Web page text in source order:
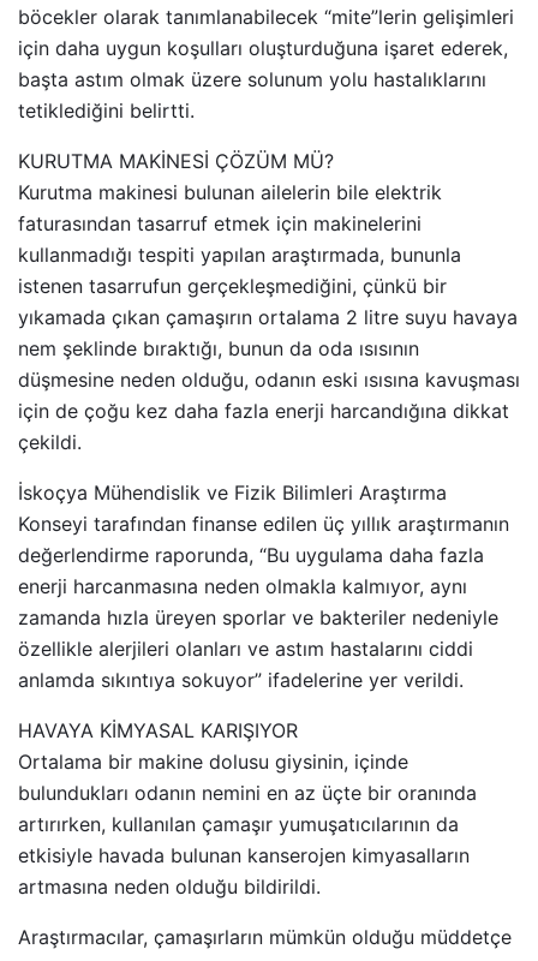
böcekler olarak tanımlanabilecek “mite”lerin gelişimleri
için daha uygun koşulları oluşturduğuna işaret ederek,
başta astım olmak üzere solunum yolu hastalıklarını
tetiklediğini belirtti.
KURUTMA MAKİNESİ ÇÖZÜM MÜ?
Kurutma makinesi bulunan ailelerin bile elektrik
faturasından tasarruf etmek için makinelerini
kullanmadığı tespiti yapılan araştırmada, bununla
istenen tasarrufun gerçekleşmediğini, çünkü bir
yıkamada çıkan çamaşırın ortalama 2 litre suyu havaya
nem şeklinde bıraktığı, bunun da oda ısısının
düşmesine neden olduğu, odanın eski ısısına kavuşması
için de çoğu kez daha fazla enerji harcandığına dikkat
çekildi.
İskoçya Mühendislik ve Fizik Bilimleri Araştırma
Konseyi tarafından finanse edilen üç yıllık araştırmanın
değerlendirme raporunda, “Bu uygulama daha fazla
enerji harcanmasına neden olmakla kalmıyor, aynı
zamanda hızla üreyen sporlar ve bakteriler nedeniyle
özellikle alerjileri olanları ve astım hastalarını ciddi
anlamda sıkıntıya sokuyor” ifadelerine yer verildi.
HAVAYA KİMYASAL KARIŞIYOR
Ortalama bir makine dolusu giysinin, içinde
bulundukları odanın nemini en az üçte bir oranında
artırırken, kullanılan çamaşır yumuşatıcılarının da
etkisiyle havada bulunan kanserojen kimyasalların
artmasına neden olduğu bildirildi.
Araştırmacılar, çamaşırların mümkün olduğu müddetçe